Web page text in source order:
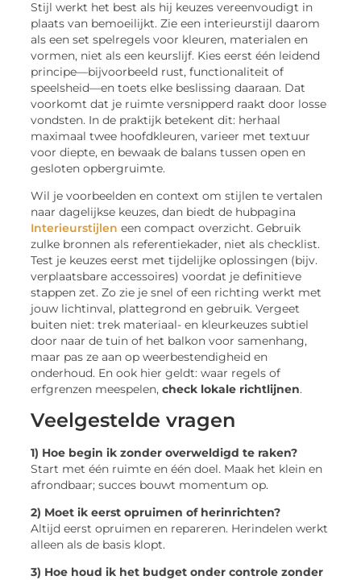
Stijl werkt het best als hij keuzes vereenvoudigt in
plaats van bemoeilijkt. Zie een interieurstijl daarom
als een set spelregels voor kleuren, materialen en
vormen, niet als een keurslijf. Kies eerst één leidend
principe—bijvoorbeeld rust, functionaliteit of
speelsheid—en toets elke beslissing daaraan. Dat
voorkomt dat je ruimte versnipperd raakt door losse
vondsten. In de praktijk betekent dit: herhaal
maximaal twee hoofdkleuren, varieer met textuur
voor diepte, en bewaak de balans tussen open en
gesloten opbergruimte.
Wil je voorbeelden en context om stijlen te vertalen
naar dagelijkse keuzes, dan biedt de hubpagina
Interieurstijlen een compact overzicht. Gebruik
zulke bronnen als referentiekader, niet als checklist.
Test je keuzes eerst met tijdelijke oplossingen (bijv.
verplaatsbare accessoires) voordat je definitieve
stappen zet. Zo zie je snel of een richting werkt met
jouw lichtinval, plattegrond en gebruik. Vergeet
buiten niet: trek materiaal- en kleurkeuzes subtiel
door naar de tuin of het balkon voor samenhang,
maar pas ze aan op weerbestendigheid en
onderhoud. En ook hier geldt: waar regels of
erfgrenzen meespelen,check lokale richtlijnen.
Veelgestelde vragen
1) Hoe begin ik zonder overweldigd te raken?
Start met één ruimte en één doel. Maak het klein en
afrondbaar; succes bouwt momentum op.
2) Moet ik eerst opruimen of herinrichten?
Altijd eerst opruimen en repareren. Herindelen werkt
alleen als de basis klopt.
3) Hoe houd ik het budget onder controle zonder